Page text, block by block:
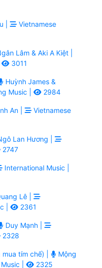
|
Vietnamese
Lâm & Aki A Kiệt |
3011
Huỳnh James &
Music | 2984
An |
Vietnamese
Lan Hương |
2747
International Music |
Lê |
|
2361
Duy Mạnh |
2328
tím chế) |
Mộng
| 2325